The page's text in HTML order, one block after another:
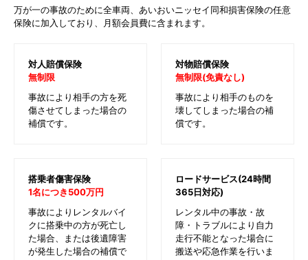
万が一の事故のために全車両、あいおいニッセイ同和損害保険の任意
保険に加入しており、月額会員費に含まれます。
対人賠償保険
無制限
事故により相手の方を死
傷させてしまった場合の
補償です。
対物賠償保険
無制限(免責なし)
事故により相手のものを
壊してしまった場合の補
償です。
搭乗者傷害保険
1名につき500万円
事故によりレンタルバイ
クに搭乗中の方が死亡し
た場合、または後遺障害
が発生した場合の補償で
ロードサービス(24時間
365日対応)
レンタル中の事故・故
障・トラブルにより自力
走行不能となった場合に
搬送や応急作業を行いま